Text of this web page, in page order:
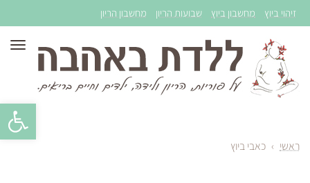
זיהוי ביוץ מחשבון ביוץ שבועות הריון מחשבון הריון
ראשי › כאבי ביוץ
פתח